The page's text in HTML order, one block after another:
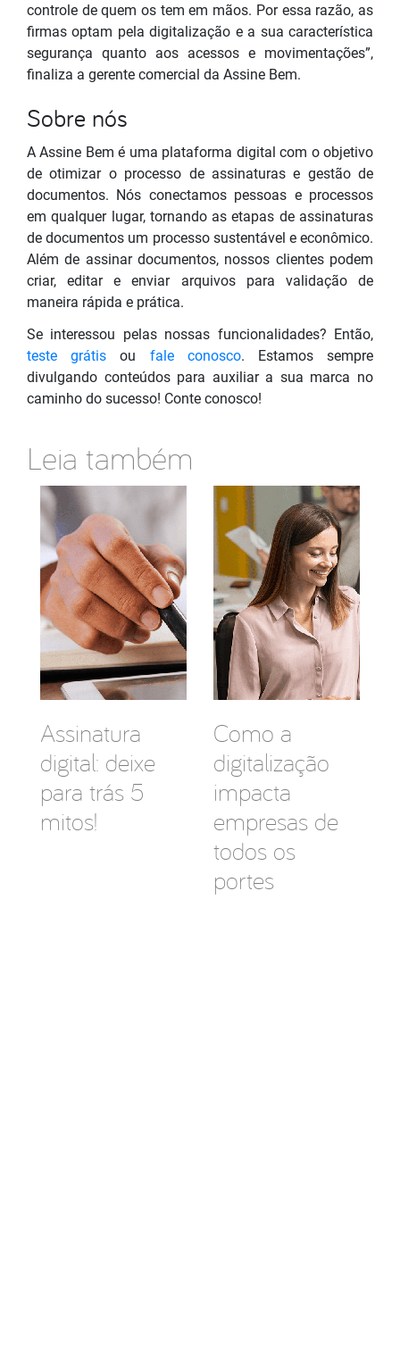
controle de quem os tem em mãos. Por essa razão, as
firmas optam pela digitalização e a sua característica
segurança quanto aos acessos e movimentações”,
finaliza a gerente comercial da Assine Bem.
Sobre nós
A Assine Bem é uma plataforma digital com o objetivo
de otimizar o processo de assinaturas e gestão de
documentos. Nós conectamos pessoas e processos
em qualquer lugar, tornando as etapas de assinaturas
de documentos um processo sustentável e econômico.
Além de assinar documentos, nossos clientes podem
criar, editar e enviar arquivos para validação de
maneira rápida e prática.
Se interessou pelas nossas funcionalidades? Então,
teste grátis ou fale conosco. Estamos sempre
divulgando conteúdos para auxiliar a sua marca no
caminho do sucesso! Conte conosco!
Leia também
Assinatura
digital: deixe
para trás 5
mitos!
Como a
digitalização
impacta
empresas de
todos os
portes